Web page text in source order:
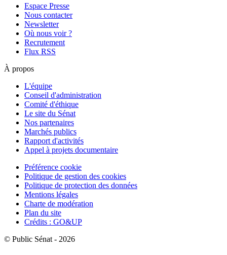
Espace Presse
Nous contacter
Newsletter
Où nous voir ?
Recrutement
Flux RSS
À propos
L'équipe
Conseil d'administration
Comité d'éthique
Le site du Sénat
Nos partenaires
Marchés publics
Rapport d'activités
Appel à projets documentaire
Préférence cookie
Politique de gestion des cookies
Politique de protection des données
Mentions légales
Charte de modération
Plan du site
Crédits : GO&UP
© Public Sénat - 2026